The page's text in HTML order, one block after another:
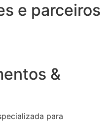
e parceiros
&
para